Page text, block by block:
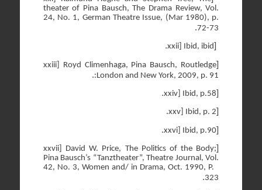
theater of Pina Bausch, The Drama Review, Vol.
24, No. 1, German Theatre Issue, (Mar 1980), p.
72-73
.
[
xxii] Ibid, ibid
.
[
xxiii] Royd Climenhaga, Pina Bausch, Routledge
:London and New York, 2009, p. 91
.
[
xxiv] Ibid, p.58
.
[
xxv] Ibid, p. 2
.
[
xxvi] Ibid, p.90
.
[
xxvii] David W. Price, The Politics of the Body;
Pina Bausch’s “Tanztheater”, Theatre Journal, Vol.
42, No. 3, Women and/ in Drama, Oct. 1990, P.
323
.